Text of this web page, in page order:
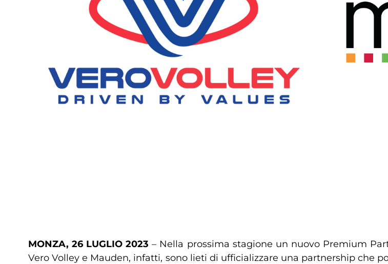
MONZA, 26 LUGLIO 2023– Nella prossima stagione un nuovo Premium
Vero Volley e Mauden, infatti, sono lieti di ufficializzare una partnership che